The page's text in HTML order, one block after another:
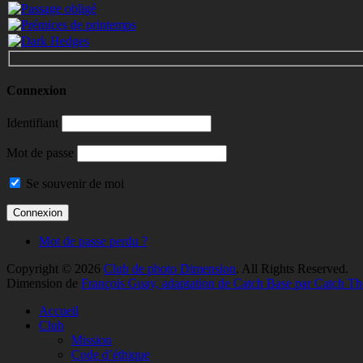
Connexion
Identifiant
Mot de passe
Se souvenir de moi
Mot de passe perdu ?
Copyright © 2026 Club de photo Dimension. All Rights Reserved.
Dimension de François Guay, adaptation de Catch Base par Catch
remonterAccueil
Club
Mission
Code d’éthique